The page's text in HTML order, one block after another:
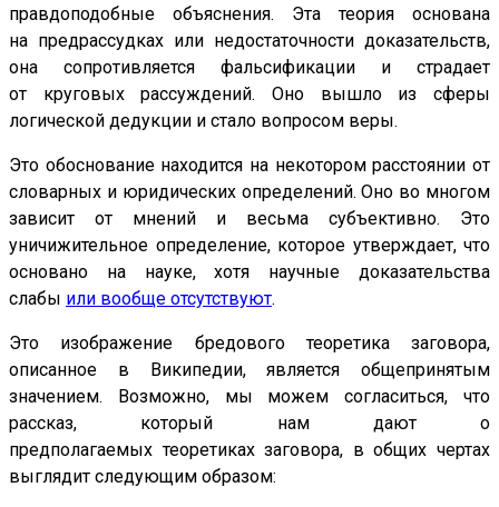
правдоподобные объяснения. Эта теория основана
на предрассудках или недостаточности доказательств,
она сопротивляется фальсификации и страдает
от круговых рассуждений. Оно вышло из сферы
логической дедукции и стало вопросом веры.
Это обоснование находится на некотором расстоянии от
словарных и юридических определений. Оно во многом
зависит от мнений и весьма субъективно. Это
уничижительное определение, которое утверждает, что
основано на науке, хотя научные доказательства
слабы или вообще отсутствуют.
Это изображение бредового теоретика заговора,
описанное в Википедии, является общепринятым
значением. Возможно, мы можем согласиться, что
рассказ, который нам дают о
предполагаемых теоретиках заговора, в общих чертах
выглядит следующим образом: